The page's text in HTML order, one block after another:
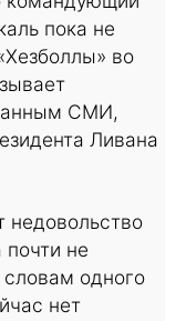
пока не
во
СМИ,
Ливана
недовольство
не
одного
нет